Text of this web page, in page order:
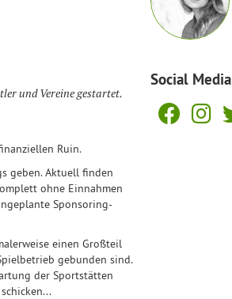
und Vereine gestartet.
Ruin.
geben. Aktuell finden
ohne Einnahmen
Sponsoring-
einen Großteil
gebunden sind.
der Sportstätten
Social Media